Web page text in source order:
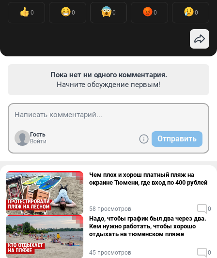
0 0 0 0 0
Пока нет ни одного комментария.
Начните обсуждение первым!
Гость
Войти
Отправить
Чем плох и хорош платный пляж на
окраине Тюмени, где вход по 400 рублей
58 просмотров 0
Надо, чтобы график был два через два.
Кем нужно работать, чтобы хорошо
отдыхать на тюменском пляже
45 просмотров 0